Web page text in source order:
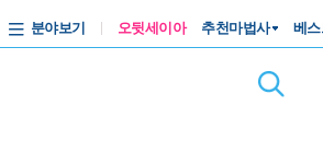
분야보기 오뒷세이아 추천마법사 베